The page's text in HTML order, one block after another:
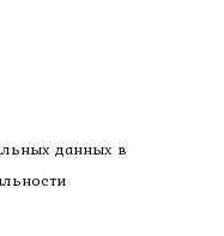
данных в